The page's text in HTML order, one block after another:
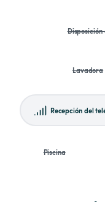
Disposición
Lavadora
Recepción del
Piscina